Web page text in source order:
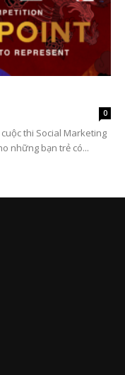
0
cuộc thi Social Marketing
những bạn trẻ có...